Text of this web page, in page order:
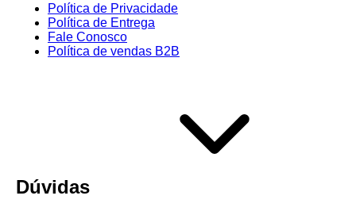
Política de Privacidade
Política de Entrega
Fale Conosco
Política de vendas B2B
Dúvidas